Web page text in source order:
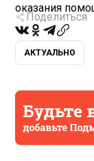
оказания
Поделиться
АКТУАЛЬНО